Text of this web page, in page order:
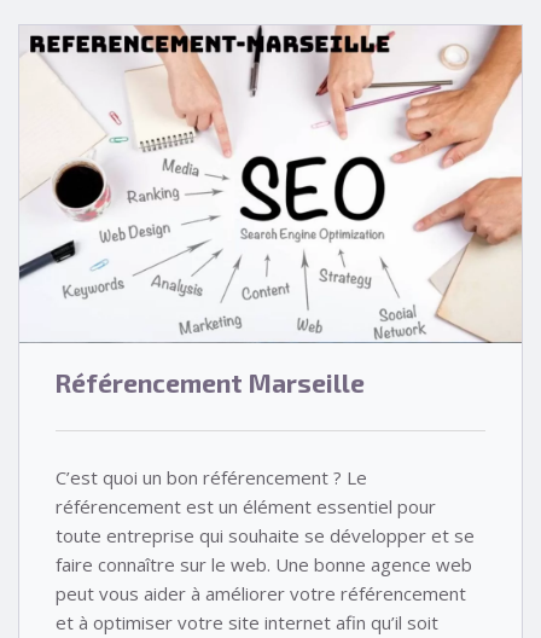
Référencement Marseille
C’est quoi un bon référencement ? Le
référencement est un élément essentiel pour
toute entreprise qui souhaite se développer et se
faire connaître sur le web. Une bonne agence web
peut vous aider à améliorer votre référencement
et à optimiser votre site internet afin qu’il soit